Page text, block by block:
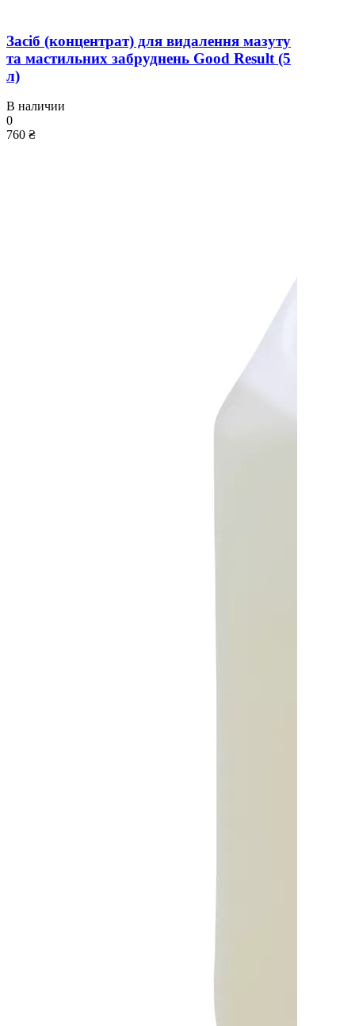
Засіб (концентрат) для видалення мазуту
та мастильних забруднень Good Result (5
л)
В наличии
0
760 ₴